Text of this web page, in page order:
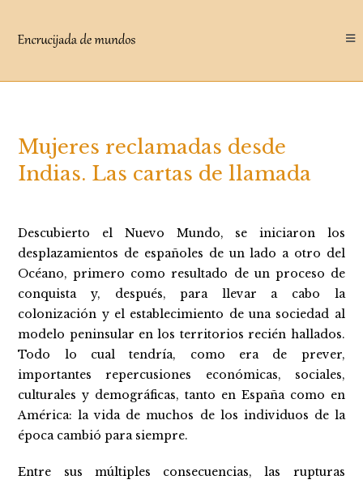
contenido
Mujeres reclamadas desde
Indias. Las cartas de llamada
Descubierto el Nuevo Mundo, se iniciaron los
desplazamientos de españoles de un lado a otro del
Océano, primero como resultado de un proceso de
conquista y, después, para llevar a cabo la
colonización y el establecimiento de una sociedad al
modelo peninsular en los territorios recién hallados.
Todo lo cual tendría, como era de prever,
importantes repercusiones económicas, sociales,
culturales y demográficas, tanto en España como en
América: la vida de muchos de los individuos de la
época cambió para siempre.
Entre sus múltiples consecuencias, las rupturas